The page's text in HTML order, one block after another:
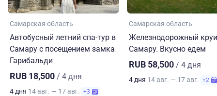
Самарская область
Автобусный летний спа-тур в
Самару с посещением замка
Гарибальди
RUB 18,500 / 4 дня
4 дня 14 авг. — 17 авг. +3
Самарская область
Железнодорожный
Самару. Вкусно едем
RUB 58,500 / 4 дня
4 дня 14 авг. — 17 авг. +2